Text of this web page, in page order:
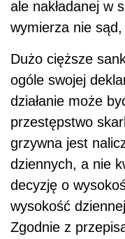
ale nakładanej w
wymierza nie
Dużo cięższe
ogóle swojej
działanie może
przestępstwo
grzywna jest
dziennych, a nie
decyzję o
wysokość
Zgodnie z